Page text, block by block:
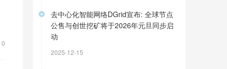
0
去中心化智能网络DGrid宣布: 全球节点
公售与创世挖矿将于2026年元旦同步启
动
2025-12-15